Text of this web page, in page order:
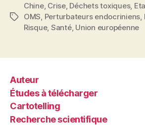
Étiquettes
Chine, Crise, Déchets toxiques,
OMS Perturbateurs endocriniens
Risque, Santé, Union européenne
Auteur
Études à télécharger
Cartotelling
Recherche scientifique